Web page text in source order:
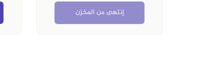
إنتهى من المخزن